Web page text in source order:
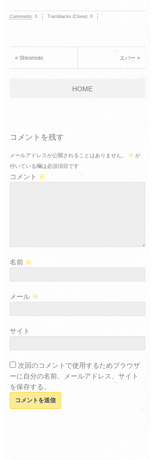
Comments: 0 Trackbacks (Close): 0
« Shiromoto エバー »
HOME
コメントを残す
メールアドレスが公開されることはありません。 ※ が
付いている欄は必須項目です
コメント ※
名前 ※
メール ※
サイト
次回のコメントで使用するためブラウザ
ーに自分の名前、メールアドレス、サイト
を保存する。